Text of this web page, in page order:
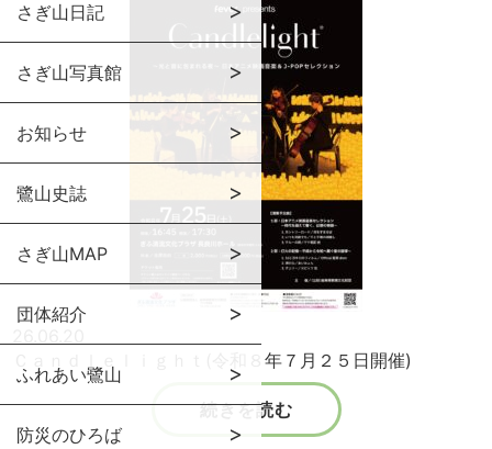
さぎ山日記
さぎ山写真館
お知らせ
鷺山史誌
さぎ山MAP
団体紹介
ふれあい鷺山
防災のひろば
Ｃａｎｄｌｅｌｉｇｈｔ(令和８年７月２５日開催)
続きを読む